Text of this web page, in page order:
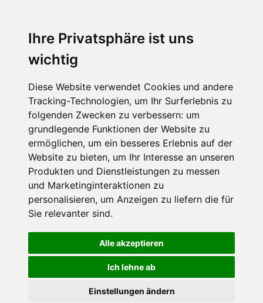
Ihre Privatsphäre ist uns
wichtig
Diese Website verwendet Cookies und andere
Tracking-Technologien, um Ihr Surferlebnis zu
folgenden Zwecken zu verbessern: um
grundlegende Funktionen der Website zu
ermöglichen, um ein besseres Erlebnis auf der
Website zu bieten, um Ihr Interesse an unseren
Produkten und Dienstleistungen zu messen
und Marketinginteraktionen zu
personalisieren, um Anzeigen zu liefern die für
Sie relevanter sind.
Alle akzeptieren
Ich lehne ab
Einstellungen ändern